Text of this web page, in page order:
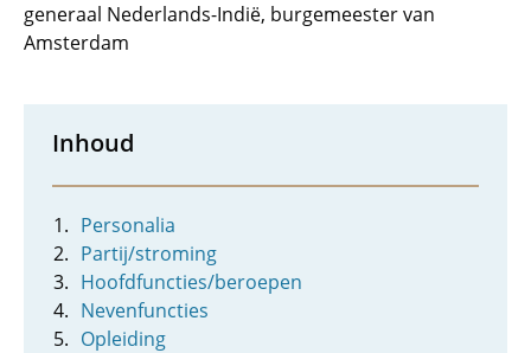
generaal Nederlands-Indië, burgemeester van
Amsterdam
Inhoud
Personalia
Partij/stroming
Hoofdfuncties/beroepen
Nevenfuncties
Opleiding